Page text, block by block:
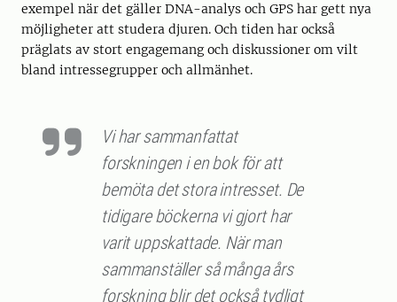
exempel när det gäller DNA-analys och GPS har gett nya
möjligheter att studera djuren. Och tiden har också
präglats av stort engagemang och diskussioner om vilt
bland intressegrupper och allmänhet.
Vi har sammanfattat
forskningen i en bok för att
bemöta det stora intresset. De
tidigare böckerna vi gjort har
varit uppskattade. När man
sammanställer så många års
forskning blir det också tydligt